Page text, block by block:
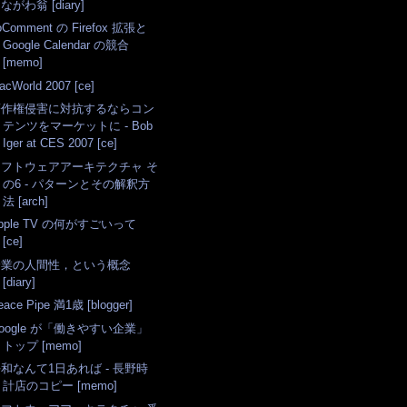
ながわ翁 [diary]
の Firefox 拡張と
Google Calendar の競合
[memo]
2007 [ce]
権侵害に対抗するならコン
テンツをマーケットに - Bob
Iger at CES 2007 [ce]
フトウェアアーキテクチャ そ
の6 - パターンとその解釈方
法 [arch]
TV の何がすごいって
[ce]
の人間性，という概念
[diary]
Pipe 満1歳 [blogger]
が「働きやすい企業」
トップ [memo]
なんて1日あれば - 長野時
計店のコピー [memo]